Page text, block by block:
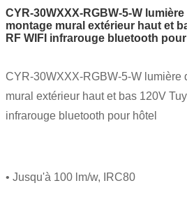
CYR-30WXXX-RGBW-5-W
montage mural extérieur haut et
RF WIFI infrarouge bluetooth pour
CYR-30WXXX-RGBW-5-W lumière
mural extérieur haut et bas 120V
infrarouge bluetooth pour hôtel
• Jusqu'à 100 lm/w, IRC80